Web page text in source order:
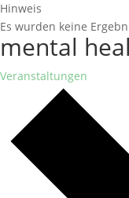
Hinweis
Es wurden keine
mental
Veranstaltungen